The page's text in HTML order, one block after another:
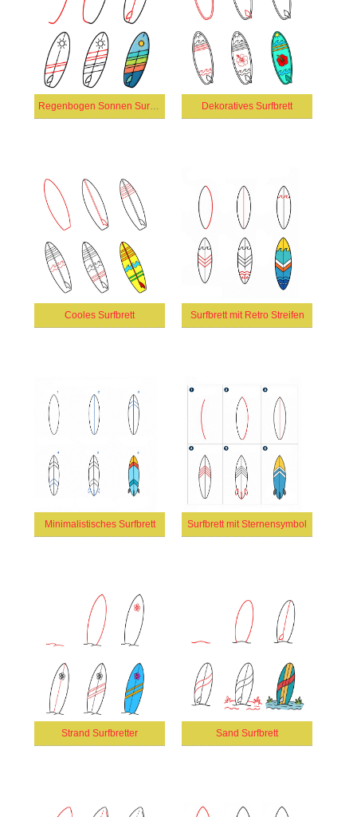
Dekoratives Surfbrett
Cooles Surfbrett Surfbrett mit Retro Streifen
Minimalistisches Surfbrett Surfbrett mit Sternensymbol
Strand Surfbretter Sand Surfbrett